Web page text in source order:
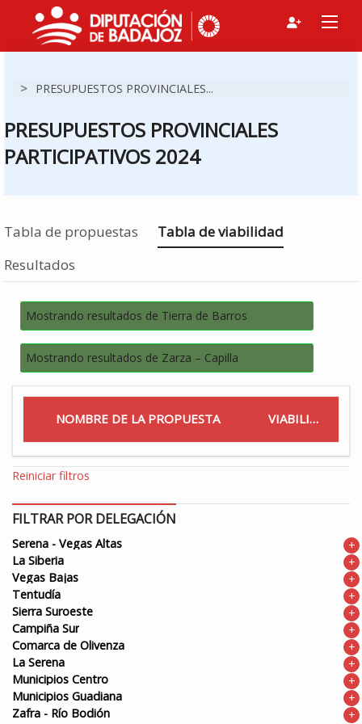
> PRESUPUESTOS PROVINCIALES...
PRESUPUESTOS PROVINCIALES
PARTICIPATIVOS 2024
Tabla de propuestas Estás en
Tabla de viabilidad
Resultados
Mostrando resultados de Tierra de Barros
Mostrando resultados de Zarza – Capilla
NOMBRE DE LA PROPUESTA VIABILIDAD
Reiniciar filtros
FILTRAR POR DELEGACIÓN